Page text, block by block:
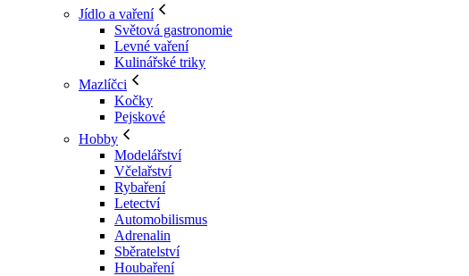
Jídlo a vaření
Světová gastronomie
Levné vaření
Kulinářské triky
Mazlíčci
Kočky
Pejskové
Hobby
Modelářství
Včelařství
Rybaření
Letectví
Automobilismus
Adrenalin
Sběratelství
Houbaření